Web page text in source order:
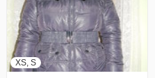
XS, S